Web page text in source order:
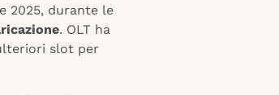
2025, durante le
. OLT ha
slot per